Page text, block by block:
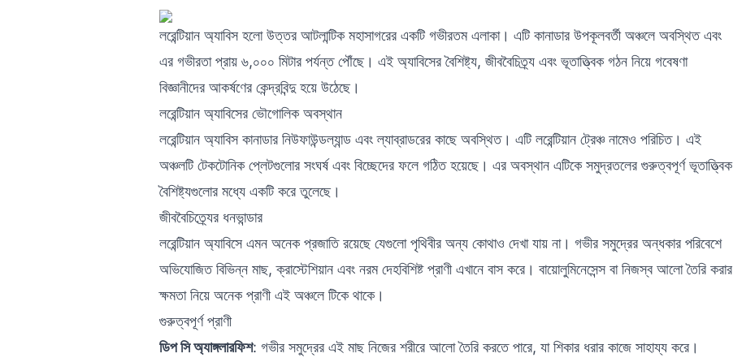
লরেন্টিয়ান অ্যাবিস হলো উত্তর আটলান্টিক মহাসাগরের একটি গভীরতম এলাকা। এটি কানাডার উপকূলবর্তী অঞ্চলে অবস্থিত এবং
এর গভীরতা প্রায় ৬,০০০ মিটার পর্যন্ত পৌঁছে। এই অ্যাবিসের বৈশিষ্ট্য, জীববৈচিত্র্য এবং ভূতাত্ত্বিক গঠন নিয়ে গবেষণা
বিজ্ঞানীদের আকর্ষণের কেন্দ্রবিন্দু হয়ে উঠেছে।
লরেন্টিয়ান অ্যাবিসের ভৌগোলিক অবস্থান
লরেন্টিয়ান অ্যাবিস কানাডার নিউফাউন্ডল্যান্ড এবং ল্যাব্রাডরের কাছে অবস্থিত। এটি লরেন্টিয়ান ট্রেঞ্চ নামেও পরিচিত। এই
অঞ্চলটি টেকটোনিক প্লেটগুলোর সংঘর্ষ এবং বিচ্ছেদের ফলে গঠিত হয়েছে। এর অবস্থান এটিকে সমুদ্রতলের গুরুত্বপূর্ণ ভূতাত্ত্বিক
বৈশিষ্ট্যগুলোর মধ্যে একটি করে তুলেছে।
জীববৈচিত্র্যের ধনভান্ডার
লরেন্টিয়ান অ্যাবিসে এমন অনেক প্রজাতি রয়েছে যেগুলো পৃথিবীর অন্য কোথাও দেখা যায় না। গভীর সমুদ্রের অন্ধকার পরিবেশে
অভিযোজিত বিভিন্ন মাছ, ক্রাস্টেশিয়ান এবং নরম দেহবিশিষ্ট প্রাণী এখানে বাস করে। বায়োলুমিনেসেন্স বা নিজস্ব আলো তৈরি করার
ক্ষমতা নিয়ে অনেক প্রাণী এই অঞ্চলে টিকে থাকে।
গুরুত্বপূর্ণ প্রাণী
ডিপ সি অ্যাঙ্গলারফিশ: গভীর সমুদ্রের এই মাছ নিজের শরীরে আলো তৈরি করতে পারে, যা শিকার ধরার কাজে সাহায্য করে।